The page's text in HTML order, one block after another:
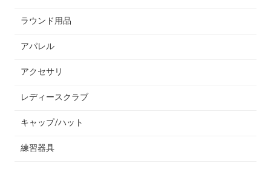
ラウンド用品
アパレル
アクセサリ
レディースクラブ
キャップ/ハット
練習器具